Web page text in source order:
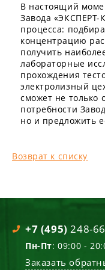
В настоящий
Завода «ЭКСПЕРТ-
процесса:
концентрацию
получить
лабораторные
прохождения
электролизный
сможет не только
потребности
но и предложить
Возврат к списку
+7 (495) 248-
Пн-Пт: 09:00 -
Заказать